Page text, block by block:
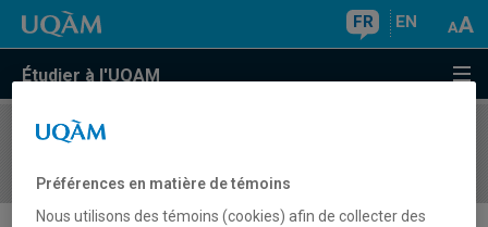
FR EN
Étudier à l'UQAM
COURS//
Préférences en matière de témoins
Nous utilisons des témoins (cookies) afin de collecter des